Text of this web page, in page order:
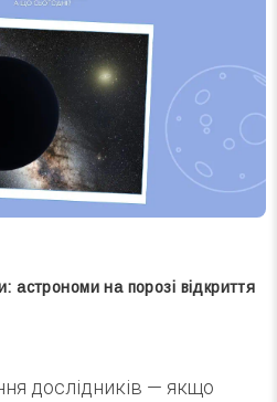
астрономи на порозі відкриття
дослідників — якщо